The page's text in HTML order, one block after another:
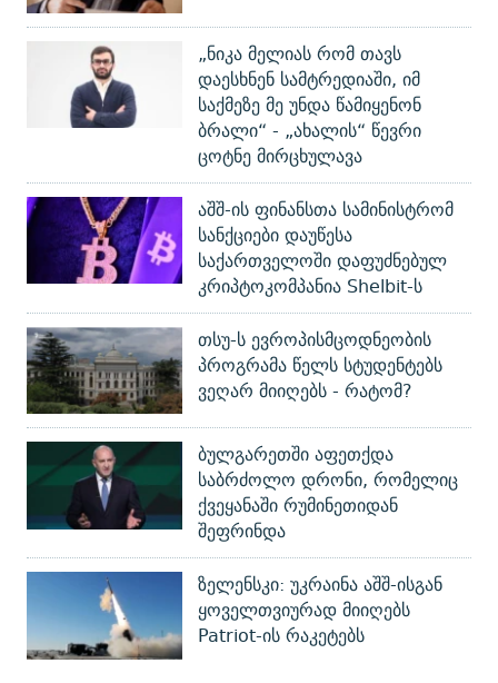
„ნიკა მელიას რომ თავს
დაესხნენ სამტრედიაში, იმ
საქმეზე მე უნდა წამიყენონ
ბრალი“ - „ახალის“ წევრი
ცოტნე მირცხულავა
აშშ-ის ფინანსთა სამინისტრომ
სანქციები დაუწესა
საქართველოში დაფუძნებულ
კრიპტოკომპანია Shelbit-ს
თსუ-ს ევროპისმცოდნეობის
პროგრამა წელს სტუდენტებს
ვეღარ მიიღებს - რატომ?
ბულგარეთში აფეთქდა
საბრძოლო დრონი, რომელიც
ქვეყანაში რუმინეთიდან
შეფრინდა
ზელენსკი: უკრაინა აშშ-ისგან
ყოველთვიურად მიიღებს
Patriot-ის რაკეტებს